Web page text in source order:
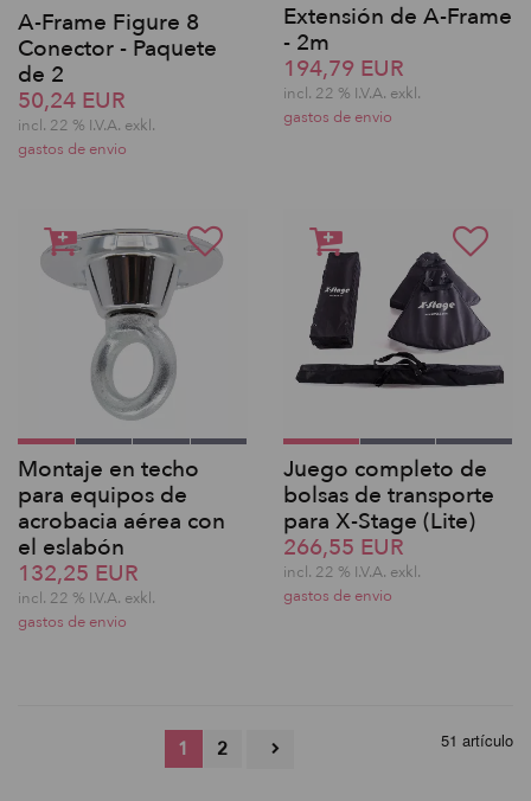
A-Frame Figure 8
Conector - Paquete
de 2
50,24 EUR
incl. 22 % I.V.A. exkl.
gastos de envio
Extensión de A-Frame
- 2m
194,79 EUR
incl. 22 % I.V.A. exkl.
gastos de envio
Montaje en techo
para equipos de
acrobacia aérea con
el eslabón
132,25 EUR
incl. 22 % I.V.A. exkl.
gastos de envio
Juego completo de
bolsas de transporte
para X-Stage (Lite)
266,55 EUR
incl. 22 % I.V.A. exkl.
gastos de envio
1 2 51 artículo